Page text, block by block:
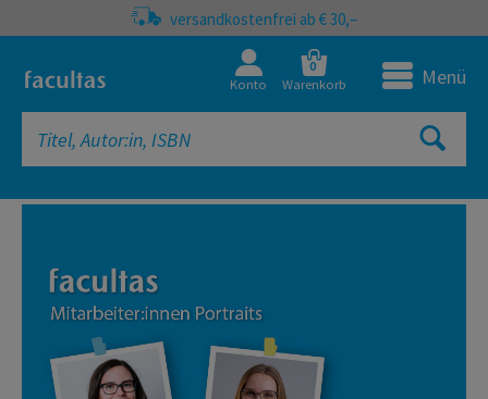
versandkostenfrei ab € 30,–
Konto
0
Warenkorb Menü